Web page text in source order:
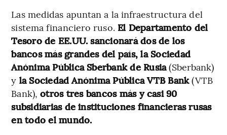
Las medidas apuntan a la infraestructura del
sistema financiero ruso. El Departamento del
Tesoro de EE.UU. sancionará dos de los
bancos más grandes del país, la Sociedad
Anónima Pública Sberbank de Rusia(Sberbank)
y la Sociedad Anónima Pública VTB Bank(VTB
Bank), otros tres bancos más y casi 90
subsidiarias de instituciones financieras rusas
en todo el mundo.